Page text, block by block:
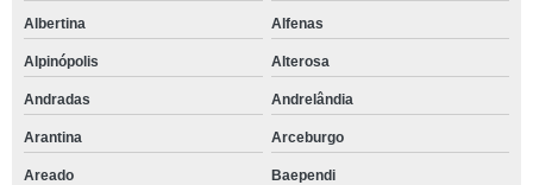
Albertina Alfenas
Alpinópolis Alterosa
Andradas Andrelândia
Arantina Arceburgo
Areado Baependi